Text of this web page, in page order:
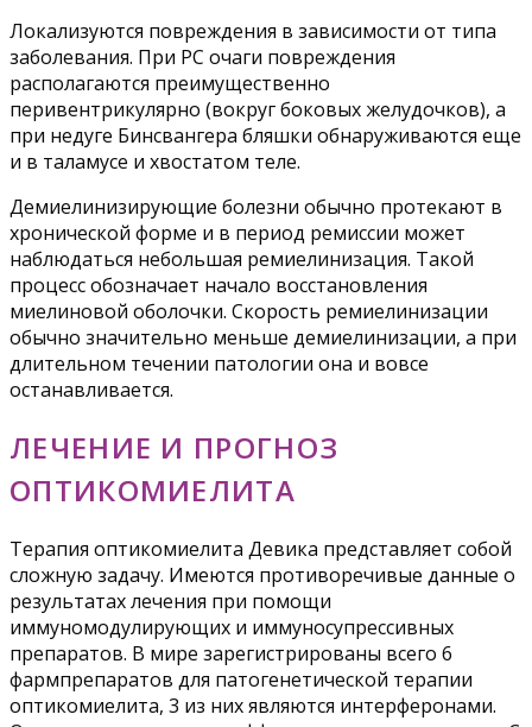
Локализуются повреждения в зависимости от типа
заболевания. При РС очаги повреждения
располагаются преимущественно
перивентрикулярно (вокруг боковых желудочков), а
при недуге Бинсвангера бляшки обнаруживаются еще
и в таламусе и хвостатом теле.
Демиелинизирующие болезни обычно протекают в
хронической форме и в период ремиссии может
наблюдаться небольшая ремиелинизация. Такой
процесс обозначает начало восстановления
миелиновой оболочки. Скорость ремиелинизации
обычно значительно меньше демиелинизации, а при
длительном течении патологии она и вовсе
останавливается.
ЛЕЧЕНИЕ И ПРОГНОЗ
ОПТИКОМИЕЛИТА
Терапия оптикомиелита Девика представляет собой
сложную задачу. Имеются противоречивые данные о
результатах лечения при помощи
иммуномодулирующих и иммуносупрессивных
препаратов. В мире зарегистрированы всего 6
фармпрепаратов для патогенетической терапии
оптикомиелита, 3 из них являются интерферонами.